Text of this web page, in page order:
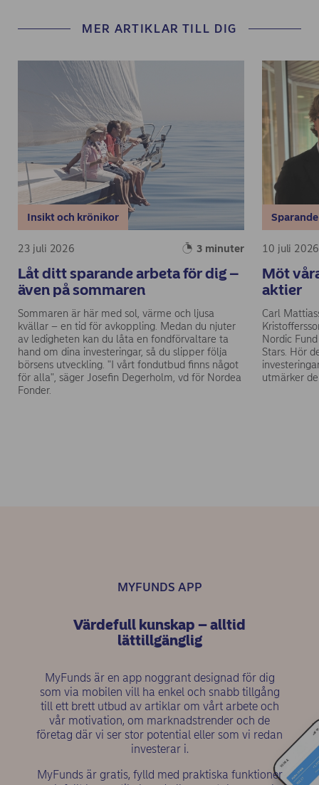
MER ARTIKLAR TILL DIG
Insikt och krönikor
23 juli 2026 3 minuter
Låt ditt sparande arbeta för dig –
även på sommaren
Sommaren är här med sol, värme och ljusa
kvällar – en tid för avkoppling. Medan du njuter
av ledigheten kan du låta en fondförvaltare ta
hand om dina investeringar, så du slipper följa
börsens utveckling. "I vårt fondutbud finns något
för alla", säger Josefin Degerholm, vd för Nordea
Fonder.
Sparande
10 juli 2026
Möt
aktier
Carl
Nordic
Stars. Hör
utmärker
MYFUNDS APP
Värdefull kunskap – alltid
lättillgänglig
MyFunds är en app noggrant designad för dig
som via mobilen vill ha enkel och snabb tillgång
till ett brett utbud av artiklar om vårt arbete och
vår motivation, om marknadstrender och de
företag där vi ser stor potential eller som vi redan
investerar i.
MyFunds är gratis, fylld med praktiska funktioner